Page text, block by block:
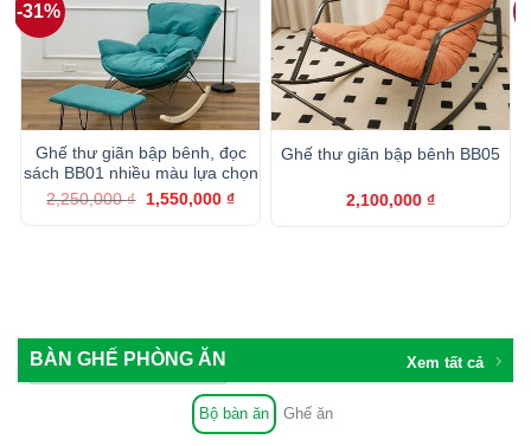
-31%
Ghế thư giãn bập bênh, đọc
sách BB01 nhiều màu lựa chọn
2,250,000₫
Giá
1,550,000 ₫Giá
Ghế thư giãn bập bênh BB05
2,100,000 ₫
BÀN GHẾ PHÒNG ĂN Xem tất cả
Bộ bàn ăn Ghế ăn